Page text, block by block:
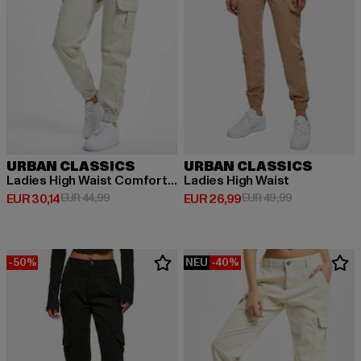
URBAN CLASSICS
Ladies High Waist Comfort Jogging
EUR 30,14
Derzeitiger Preis: EUR 30,14
EUR 44,99Aktionspreis: EUR 44,99
URBAN CLASSICS
Ladies High Waist
EUR 26,99
Derzeitiger Preis: EUR 26,99
EUR 49,99Aktionspreis:
-50% NEU -40%